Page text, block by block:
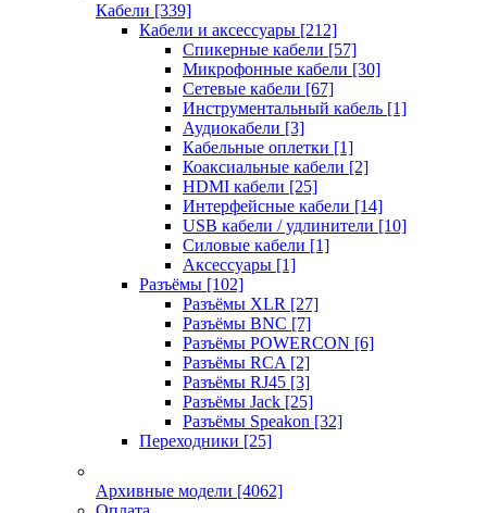
Кабели [339]
Кабели и аксессуары [212]
Спикерные кабели [57]
Микрофонные кабели [30]
Сетевые кабели [67]
Инструментальный кабель [1]
Аудиокабели [3]
Кабельные оплетки [1]
Коаксиальные кабели [2]
HDMI кабели [25]
Интерфейсные кабели [14]
USB кабели / удлинители [10]
Силовые кабели [1]
Аксессуары [1]
Разъёмы [102]
Разъёмы XLR [27]
Разъёмы BNC [7]
Разъёмы POWERCON [6]
Разъёмы RCA [2]
Разъёмы RJ45 [3]
Разъёмы Jack [25]
Разъёмы Speakon [32]
Переходники [25]
Архивные модели [4062]